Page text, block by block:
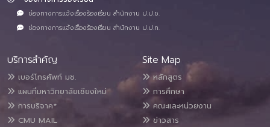
ช่องทางการแจ้งเรื่องร้องเรียน สำนักงาน ป.ป.ช.
ช่องทางการแจ้งเรื่องร้องเรียน สำนักงาน ป.ป.ท.
บริการสำคัญ
เบอร์โทรศัพท์ มช.
แผนที่มหาวิทยาลัยเชียงใหม่
การบริจาค*
CMU MAIL
Site Map
หลักสูตร
การศึกษา
คณะและหน่วยงาน
ข่าวสาร